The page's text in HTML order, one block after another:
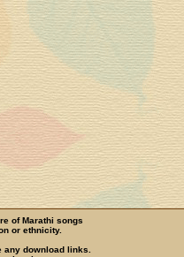
of Marathi songs
or ethnicity.
download links.